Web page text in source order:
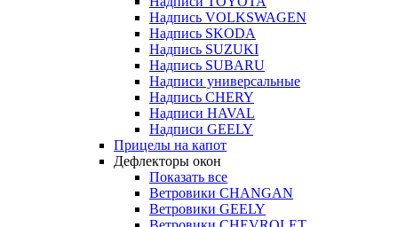
Надпись VOLKSWAGEN
Надпись SKODA
Надпись SUZUKI
Надпись SUBARU
Надписи универсальные
Надпись CHERY
Надписи HAVAL
Надписи GEELY
Прицелы на капот
Дефлекторы окон
Показать все
Ветровики CHANGAN
Ветровики GEELY